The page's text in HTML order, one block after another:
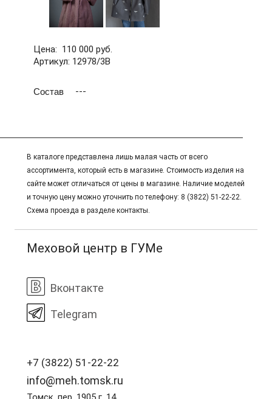
Цена: 110 000 руб.
Артикул: 12978/3В
Состав ---
В каталоге представлена лишь малая часть от всего
ассортимента, который есть в магазине. Стоимость изделия на
сайте может отличаться от цены в магазине. Наличие моделей
и точную цену можно уточнить по телефону: 8 (3822) 51-22-22.
Схема проезда в разделе контакты.
Меховой центр в ГУМе
Вконтакте
Telegram
+7 (3822) 51-22-22
info@meh.tomsk.ru